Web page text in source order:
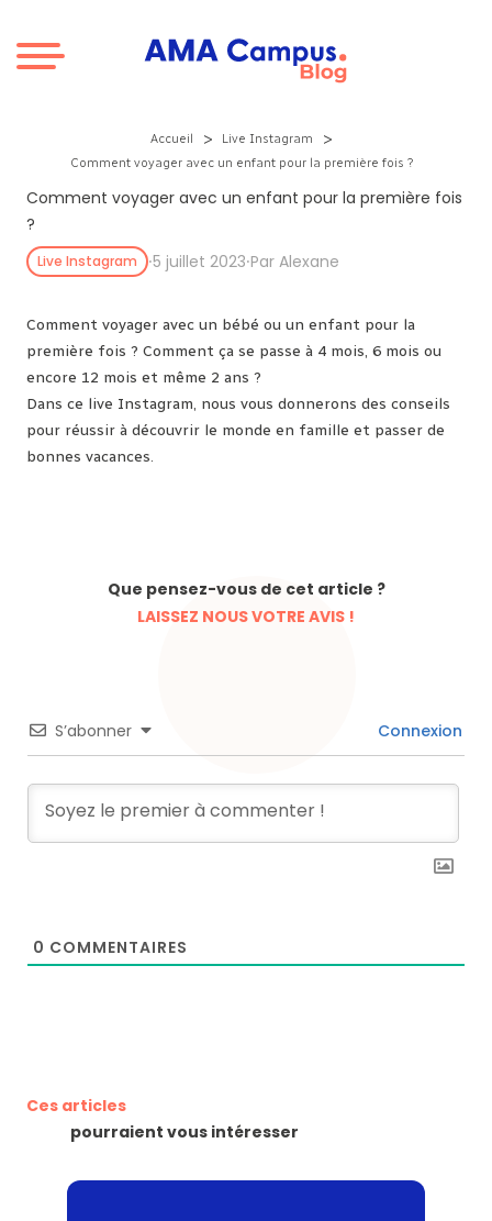
Accueil > Live Instagram >
Comment voyager avec un enfant pour la première fois ?
Comment voyager avec un enfant pour la première fois
?
Live Instagram ⸱5 juillet 2023⸱Par Alexane
Comment voyager avec un bébé ou un enfant pour la
première fois ? Comment ça se passe à 4 mois, 6 mois ou
encore 12 mois et même 2 ans ?
Dans ce live Instagram, nous vous donnerons des conseils
pour réussir à découvrir le monde en famille et passer de
bonnes vacances.
Que pensez-vous de cet article ?
LAISSEZ NOUS VOTRE AVIS !
S’abonner Connexion
0 COMMENTAIRES
Ces articles
pourraient vous intéresser